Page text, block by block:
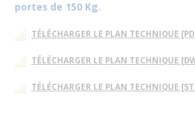
portes de 150 Kg.
TÉLÉCHARGER LE PLAN TECHNIQUE
TÉLÉCHARGER LE PLAN TECHNIQUE
TÉLÉCHARGER LE PLAN TECHNIQUE